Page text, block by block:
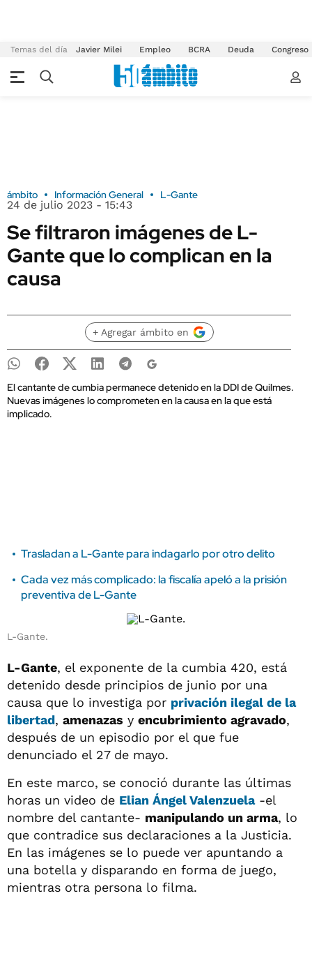
Temas del día Javier Milei Empleo BCRA Deuda Congreso
ámbito Información General L-Gante
24 de julio 2023 - 15:43
Se filtraron imágenes de L-
Gante que lo complican en la
causa
+ Agregar ámbito en
El cantante de cumbia permanece detenido en la DDI de Quilmes.
Nuevas imágenes lo comprometen en la causa en la que está
implicado.
Trasladan a L-Gante para indagarlo por otro delito
Cada vez más complicado: la fiscalía apeló a la prisión
preventiva de L-Gante
L-Gante.
L-Gante, el exponente de la cumbia 420, está
detenido desde principios de junio por una
causa que lo investiga por privación ilegal de la
libertad, amenazas y encubrimiento agravado,
después de un episodio por el que fue
denunciado el 27 de mayo.
En este marco, se conoció durante las últimas
horas un video de Elian Ángel Valenzuela-el
nombre del cantante- manipulando un arma, lo
que contradice sus declaraciones a la Justicia.
En las imágenes se lo puede ver apuntando a
una botella y disparando en forma de juego,
mientras otra persona lo filma.